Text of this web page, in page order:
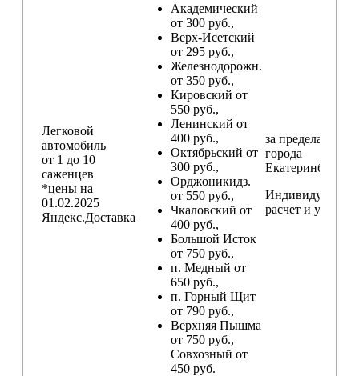
Легковой
автомобиль
от 1 до 10
саженцев
*цены на
01.02.2025
Яндекс.Доставка
Академический
от 300 руб.,
Верх-Исетский
от 295 руб.,
Железнодорожн.
от 350 руб.,
Кировский от
550 руб.,
Ленинский от
400 руб.,
Октябрьский от
300 руб.,
Орджоникидз.
от 550 руб.,
Чкаловский от
400 руб.,
Большой Исток
от 750 руб.,
п. Медный от
650 руб.,
п. Горный Щит
от 790 руб.,
Верхняя Пышма
от 750 руб.,
Совхозный от
450 руб.
за пределами
города
Екатеринбург
расчет и условия